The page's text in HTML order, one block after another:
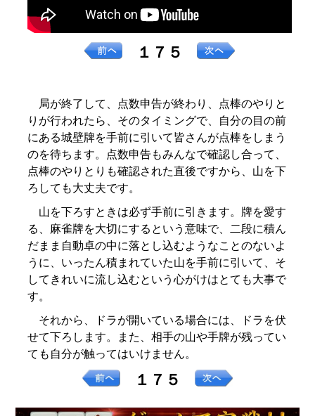
１７５
局が終了して、点数申告が終わり、点棒のやりと
りが行われたら、そのタイミングで、自分の目の前
にある城壁牌を手前に引いて皆さんが点棒をしまう
のを待ちます。点数申告もみんなで確認し合って、
点棒のやりとりも確認された直後ですから、山を下
ろしても大丈夫です。
山を下ろすときは必ず手前に引きます。牌を愛す
る、麻雀牌を大切にするという意味で、二段に積ん
だまま自動卓の中に落とし込むようなことのないよ
うに、いったん積まれていた山を手前に引いて、そ
してきれいに流し込むという心がけはとても大事で
す。
それから、ドラが開いている場合には、ドラを伏
せて下ろします。また、相手の山や手牌が残ってい
ても自分が触ってはいけません。
１７５